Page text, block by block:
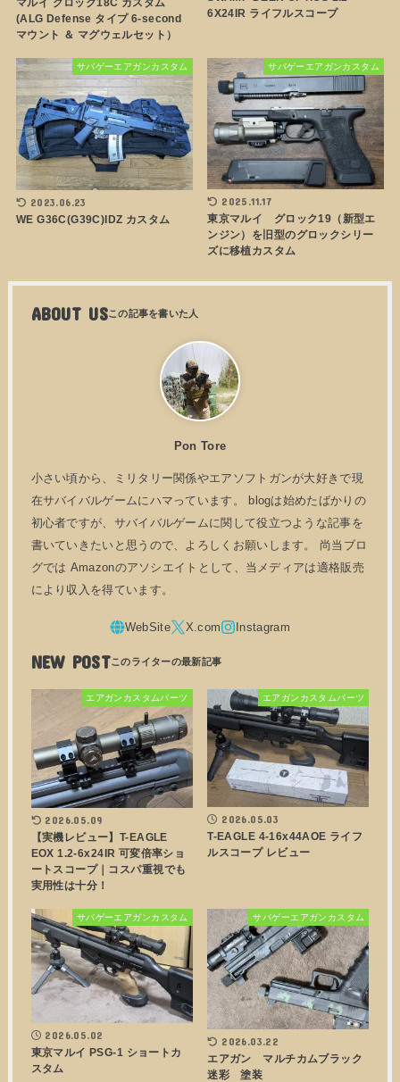
マルイ グロック18C カスタム
(ALG Defense タイプ 6-second
マウント ＆ マグウェルセット）
6X24IR ライフルスコープ
サバゲーエアガンカスタム
2023.06.23
WE G36C(G39C)IDZ カスタム
サバゲーエアガンカスタム
2025.11.17
東京マルイ グロック19（新型エ
ンジン）を旧型のグロックシリー
ズに移植カスタム
ABOUT US
Pon Tore
小さい頃から、ミリタリー関係やエアソフトガンが大好きで現
在サバイバルゲームにハマっています。 blogは始めたばかりの
初心者ですが、サバイバルゲームに関して役立つような記事を
書いていきたいと思うので、よろしくお願いします。 尚当ブロ
グでは Amazonのアソシエイトとして、当メディアは適格販売
により収入を得ています。
NEW POST
エアガンカスタムパーツ
2026.05.09
【実機レビュー】T-EAGLE
EOX 1.2-6x24IR 可変倍率ショ
ートスコープ｜コスパ重視でも
実用性は十分！
エアガンカスタムパーツ
2026.05.03
T-EAGLE 4-16x44AOE ライフ
ルスコープ レビュー
サバゲーエアガンカスタム
2026.05.02
東京マルイ PSG-1 ショートカ
スタム
サバゲーエアガンカスタム
2026.03.22
エアガン マルチカムブラック
迷彩 塗装